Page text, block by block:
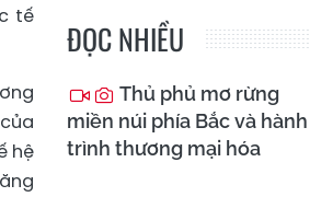
tế
hệ
ĐỌC NHIỀU
Thủ phủ mơ rừng
miền núi phía Bắc và hành
trình thương mại hóa